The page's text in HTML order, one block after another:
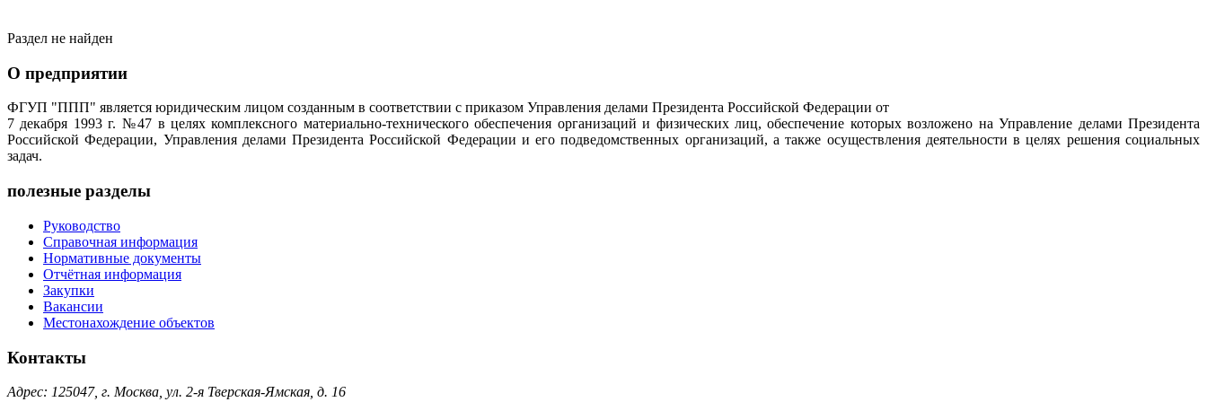
Раздел не найден
О предприятии
ФГУП "ППП" является юридическим лицом созданным в соответствии с приказом Управления делами Президента Российской Федерации от
7 декабря 1993 г. №47 в целях комплексного материально-технического обеспечения организаций и физических лиц, обеспечение которых возложено на Управление делами Президента
Российской Федерации, Управления делами Президента Российской Федерации и его подведомственных организаций, а также осуществления деятельности в целях решения социальных
задач.
полезные разделы
Руководство
Справочная информация
Нормативные документы
Отчётная информация
Закупки
Вакансии
Местонахождение объектов
Контакты
Адрес: 125047, г. Москва, ул. 2-я Тверская-Ямская, д. 16